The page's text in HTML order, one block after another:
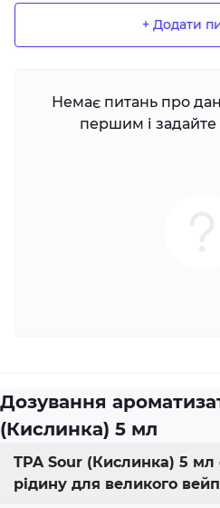
+ Додати
Немає питань про
першим і задайте
Дозування
(Кислинка) 5 мл
TPA Sour (Кислинка) 5 мл
рідину для великого